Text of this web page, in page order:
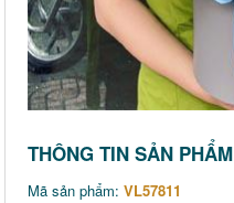
THÔNG TIN SẢN PHẨM
Mã sản phẩm: VL57811